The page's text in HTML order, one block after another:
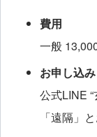
費用
一般
お申し込み
公式LINE “
「遠隔」